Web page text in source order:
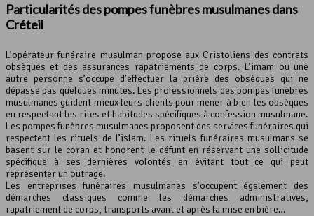
Particularités des pompes funèbres musulmanes dans
Créteil
L’opérateur funéraire musulman propose aux Cristoliens des contrats
obsèques et des assurances rapatriements de corps. L’imam ou une
autre personne s’occupe d’effectuer la prière des obsèques qui ne
dépasse pas quelques minutes. Les professionnels des pompes funèbres
musulmanes guident mieux leurs clients pour mener à bien les obsèques
en respectant les rites et habitudes spécifiques à confession musulmane.
Les pompes funèbres musulmanes proposent des services funéraires qui
respectent les rituels de l’islam. Les rituels funéraires musulmans se
basent sur le coran et honorent le défunt en réservant une sollicitude
spécifique à ses dernières volontés en évitant tout ce qui peut
représenter un outrage.
Les entreprises funéraires musulmanes s’occupent également des
démarches classiques comme les démarches administratives,
rapatriement de corps, transports avant et après la mise en bière…